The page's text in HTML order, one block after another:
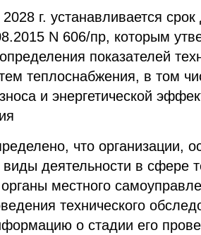
г. устанавливается
N 606/пр, которым
показателей
теплоснабжения, в том
и энергетической
что организации,
деятельности в сфере
местного
технического
о стадии его